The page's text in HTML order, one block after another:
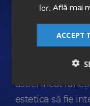
Recunoscut
de peste 10 ani
protetice
accent pe
astfel încât
estetica să fie
lor.Află mai
ACCEPT